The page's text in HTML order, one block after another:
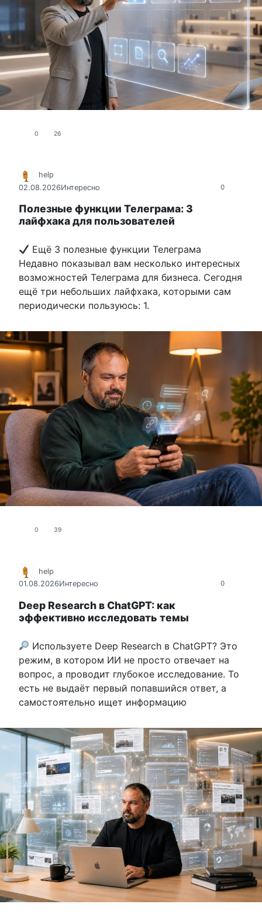
0 26
0
help
02.08.2026Интересно
Полезные функции Телеграма: 3
лайфхака для пользователей
Ещё 3 полезные функции Телеграма
Недавно показывал вам несколько интересных
возможностей Телеграма для бизнеса. Сегодня
ещё три небольших лайфхака, которыми сам
периодически пользуюсь: 1.
0 39
0
help
01.08.2026Интересно
Deep Research в ChatGPT: как
эффективно исследовать темы
Используете Deep Research в ChatGPT? Это
режим, в котором ИИ не просто отвечает на
вопрос, а проводит глубокое исследование. То
есть не выдаёт первый попавшийся ответ, а
самостоятельно ищет информацию